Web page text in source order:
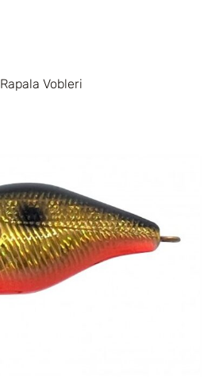
Rapala Vobleri